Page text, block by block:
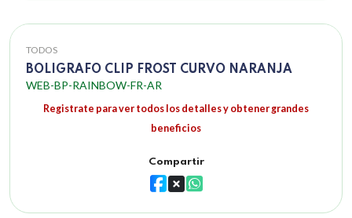
TODOS
BOLIGRAFO CLIP FROST CURVO NARANJA
WEB-BP-RAINBOW-FR-AR
Registrate para ver todos los detalles y obtener grandes
beneficios
Compartir